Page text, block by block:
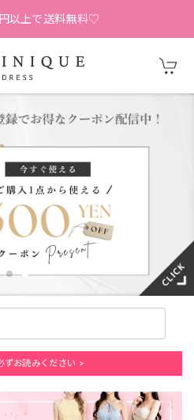
以上で送料無料♡
ずお読みください >